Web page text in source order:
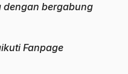
dengan bergabung
Fanpage